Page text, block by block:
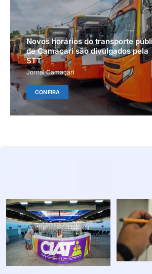
Novos horários do transporte
de Camaçari são divulgados pela
STT
Jornal Camaçari
CONFIRA